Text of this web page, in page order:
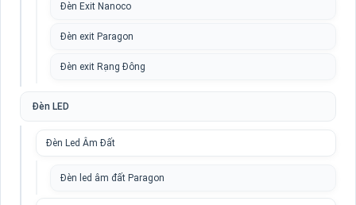
Đèn Exit Nanoco
Đèn exit Paragon
Đèn exit Rạng Đông
Đèn LED
Đèn Led Âm Đất
Đèn led âm đất Paragon